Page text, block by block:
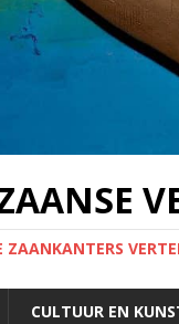
ZAANKANTERS
CULTUUR EN